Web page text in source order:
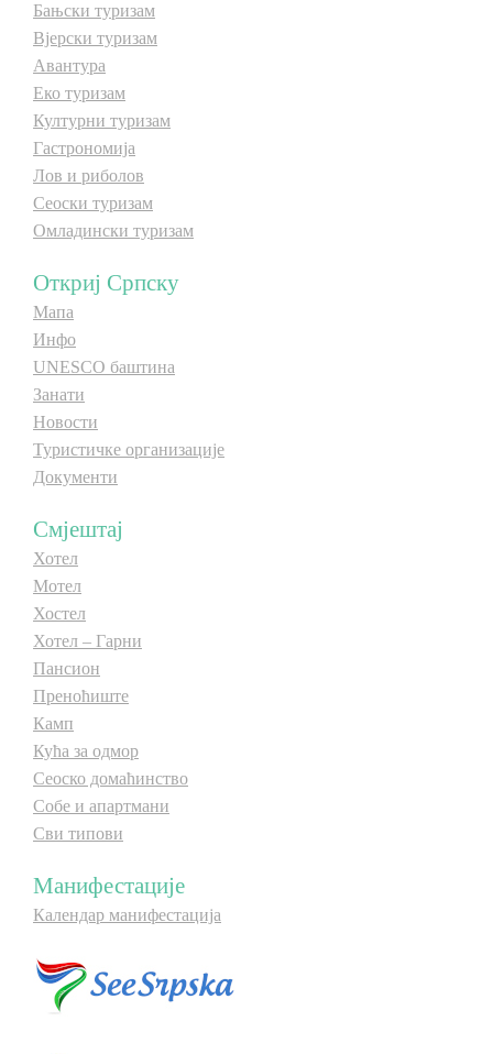
Бањски туризам
Вјерски туризам
Авантура
Еко туризам
Културни туризам
Гастрономија
Лов и риболов
Сеоски туризам
Омладински туризам
Откриј Српску
Мапа
Инфо
UNESCO баштина
Занати
Новости
Туристичке организације
Документи
Смјештај
Хотел
Мотел
Хостел
Хотел – Гарни
Пансион
Преноћиште
Камп
Кућа за одмор
Сеоско домаћинство
Собе и апартмани
Сви типови
Манифестације
Календар манифестација